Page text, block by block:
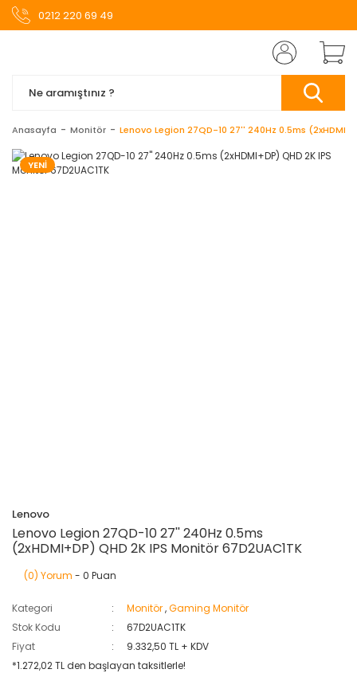
0212 220 69 49
Anasayfa Monitör Lenovo Legion 27QD-10 27'' 240Hz 0.5ms
YENİ
Lenovo
Lenovo Legion 27QD-10 27'' 240Hz 0.5ms
(2xHDMI+DP) QHD 2K IPS Monitör 67D2UAC1TK
(0) Yorum - 0 Puan
Kategori Monitör,Gaming Monitör
Stok Kodu
67D2UAC1TK
Fiyat
9.332,50 TL + KDV
*1.272,02 TL den başlayan taksitlerle!